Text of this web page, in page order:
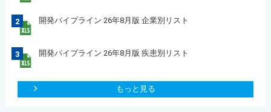
2 開発パイプライン 26年8月版 企業別リスト
3 開発パイプライン 26年8月版 疾患別リスト
もっと見る